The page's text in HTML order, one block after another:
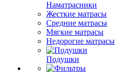
Наматрасники
Жесткие матрасы
Средние матрасы
Мягкие матрасы
Недорогие матрасы
Подушки